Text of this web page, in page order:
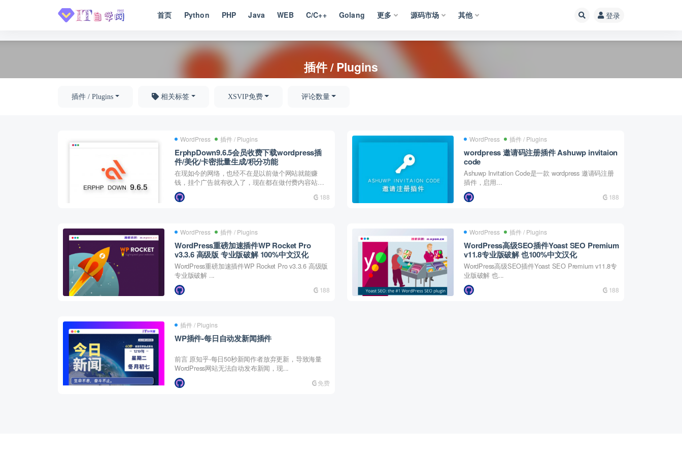
首页 Python PHP Java WEB C/C++ Golang 更多 源码市场 其他 登录
插件 / Plugins
插件 / Plugins 相关标签 XSVIP免费 评论数量
WordPress 插件 / Plugins
ErphpDown9.6.5会员收费下载wordpress插
件/美化/卡密批量生成/积分功能
在现如今的网络，也经不在是以前做个网站就能赚
钱，挂个广告就有收入了，现在都在做付费内容站。
相...
188
WordPress 插件 / Plugins
wordpress 邀请码注册插件 Ashuwp invitaion
code
Ashuwp Invitation Code是一款 wordpress 邀请码注册
插件，启用...
188
WordPress 插件 / Plugins
WordPress重磅加速插件WP Rocket Pro
v3.3.6 高级版 专业版破解 100%中文汉化
WordPress重磅加速插件WP Rocket Pro v3.3.6 高级版
专业版破解 ...
188
WordPress 插件 / Plugins
WordPress高级SEO插件Yoast SEO Premium
v11.8专业版破解 也100%中文汉化
WordPress高级SEO插件Yoast SEO Premium v11.8专
业版破解 也...
188
插件 / Plugins
WP插件-每日自动发新闻插件
前言 原知乎-每日50秒新闻作者放弃更新，导致海量
WordPress网站无法自动发布新闻，现...
免费